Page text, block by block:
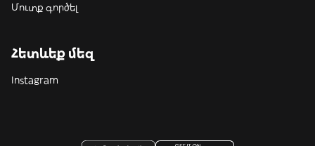
Մուտք գործել
Հետևեք մեզ
Instagram